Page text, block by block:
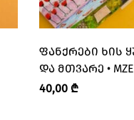
ᲤᲐᲜᲥᲠᲔᲑᲘ ᲮᲘᲡ
ᲓᲐ ᲛᲗᲕᲐᲠᲔ • MZE
40,00 ₾